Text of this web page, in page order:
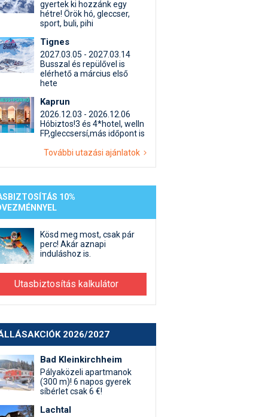
Termékkereső
egyéb síeléshez kapcsolódó téma
beszélgetések
gyertek ki hozzánk egy
hétre! Örök hó, gleccser,
sport, buli, pihi
Tignes
2027.03.05 - 2027.03.14
Busszal és repülővel is
elérhető a március első
hete
Kaprun
2026.12.03 - 2026.12.06
Hóbiztos!3 és 4*hotel, welln
FP,gleccsersí,más időpont is
További utazási ajánlatok
10%
Kösd meg most, csak pár
perc! Akár aznapi
induláshoz is.
Utasbiztosítás kalkulátor
2026/2027
Bad Kleinkirchheim
Pályaközeli apartmanok
(300 m)! 6 napos gyerek
síbérlet csak 6 €!
Lachtal